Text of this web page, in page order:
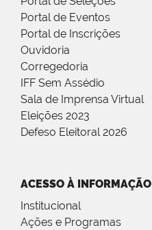
Portal de Eventos
Portal de Inscrições
Ouvidoria
Corregedoria
IFF Sem Assédio
Sala de Imprensa Virtual
Eleições 2023
Defeso Eleitoral 2026
ACESSO À INFORMAÇÃO
Institucional
Ações e Programas